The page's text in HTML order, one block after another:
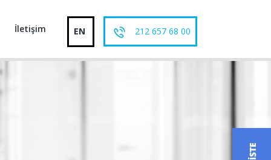
İletişim EN 212 657 68 00